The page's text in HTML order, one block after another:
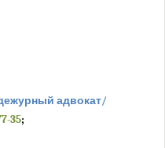
адвокат/
35;